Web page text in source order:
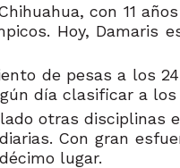
con 11
Hoy,
de pesas a los
día clasificar a
otras
Con gran
lugar.